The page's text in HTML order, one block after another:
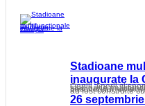
Stadioane
inaugurate la
Copiii, tinerii și sportivii din Cimișlia se pot bucura de două stadioane multifuncționale moderne, destinate baschetului, voleiului și tenisului de câmp. Noile terenuri
26